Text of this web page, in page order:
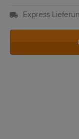
Express